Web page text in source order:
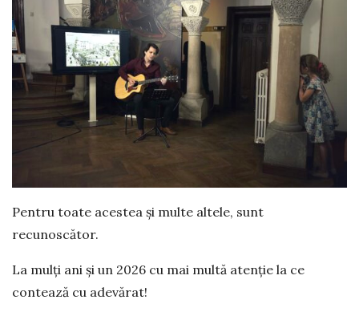
Pentru toate acestea și multe altele, sunt
recunoscător.
La mulți ani și un 2026 cu mai multă atenție la ce
contează cu adevărat!